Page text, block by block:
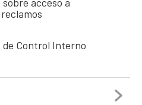
de Control Interno